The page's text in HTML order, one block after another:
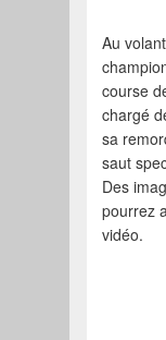
Au
course
chargé
sa
saut
Des
pourrez
vidéo.